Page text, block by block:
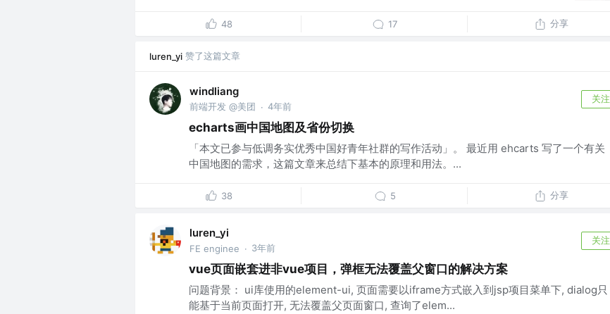
48 17 分享
luren_yi 赞了这篇文章
windliang
前端开发 @美团 · 4年前
关注
echarts画中国地图及省份切换
「本文已参与低调务实优秀中国好青年社群的写作活动」。 最近用 ehcarts 写了一个有关
中国地图的需求，这篇文章来总结下基本的原理和用法。...
38 5 分享
luren_yi
FE enginee · 3年前
关注
vue页面嵌套进非vue项目，弹框无法覆盖父窗口的解决方案
问题背景： ui库使用的element-ui, 页面需要以iframe方式嵌入到jsp项目菜单下, dialog只
能基于当前页面打开, 无法覆盖父页面窗口, 查询了elem...